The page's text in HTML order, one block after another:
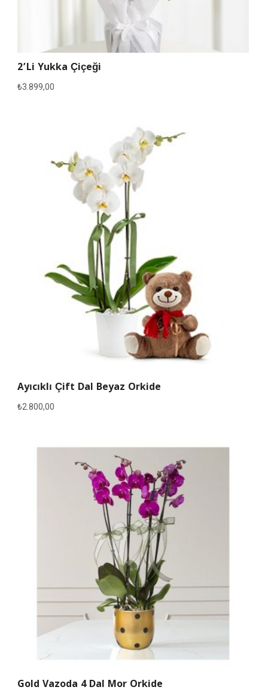
2’li Yukka Çiçeği
₺3.899,00
Ayıcıklı Çift Dal Beyaz Orkide
₺2.800,00
Gold Vazoda 4 Dal Mor Orkide